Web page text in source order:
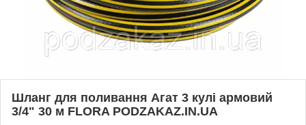
Шланг для поливання Агат 3 кулі армовий
3/4" 30 м FLORA PODZAKAZ.IN.UA